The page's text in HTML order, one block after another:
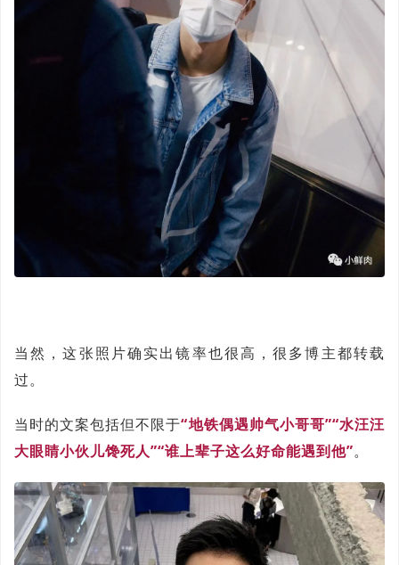
当然，这张照片确实出镜率也很高，很多博主都转载
过。
当时的文案包括但不限于“地铁偶遇帅气小哥哥”“水汪汪
大眼睛小伙儿馋死人”“谁上辈子这么好命能遇到他”。